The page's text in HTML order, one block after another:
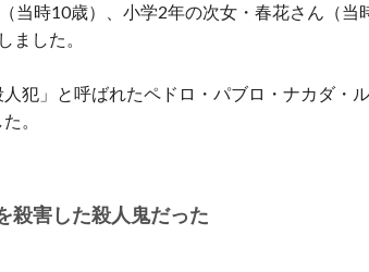
当時10歳）、小学2年の次女・春花さん（当
ました。
犯」と呼ばれたペドロ・パブロ・ナカダ・
。
殺害した殺人鬼だった